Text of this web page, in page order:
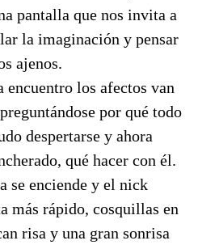
pantalla que nos invita a
la imaginación y pensar
ajenos.
encuentro los afectos van
por qué todo
despertarse y ahora
qué hacer con él.
se enciende y el nick
más rápido, cosquillas en
risa y una gran sonrisa